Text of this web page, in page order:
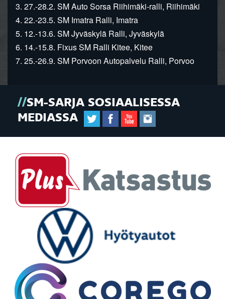
3. 27.-28.2. SM Auto Sorsa Riihimäki-ralli, Riihimäki
4. 22.-23.5. SM Imatra Ralli, Imatra
5. 12.-13.6. SM Jyväskylä Ralli, Jyväskylä
6. 14.-15.8. Fixus SM Ralli Kitee, Kitee
7. 25.-26.9. SM Porvoon Autopalvelu Ralli, Porvoo
SM-SARJA SOSIAALISESSA
MEDIASSA